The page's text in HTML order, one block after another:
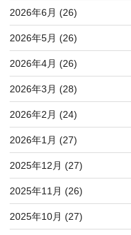
2026年6月 (26)
2026年5月 (26)
2026年4月 (26)
2026年3月 (28)
2026年2月 (24)
2026年1月 (27)
2025年12月 (27)
2025年11月 (26)
2025年10月 (27)